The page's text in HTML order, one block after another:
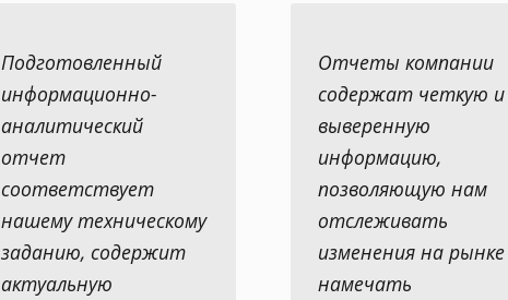
Подготовленный
информационно-
аналитический
отчет
соответствует
нашему техническому
заданию, содержит
актуальную
Отчеты компании
содержат четкую и
выверенную
информацию,
позволяющую нам
отслеживать
изменения на
намечать